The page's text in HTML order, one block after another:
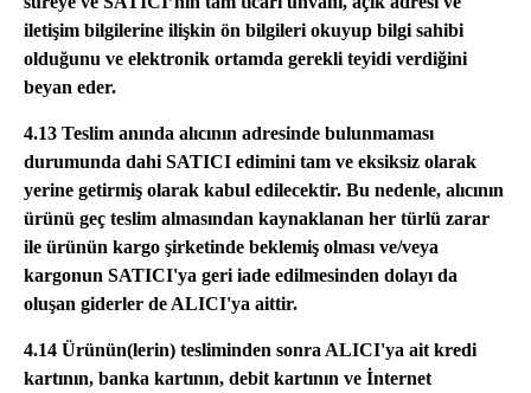
iletişim bilgilerine ilişkin ön bilgileri okuyup bilgi sahibi
olduğunu ve elektronik ortamda gerekli teyidi verdiğini
beyan eder.
4.13 Teslim anında alıcının adresinde bulunmaması
durumunda dahi SATICI edimini tam ve eksiksiz olarak
yerine getirmiş olarak kabul edilecektir. Bu nedenle, alıcının
ürünü geç teslim almasından kaynaklanan her türlü zarar
ile ürünün kargo şirketinde beklemiş olması ve/veya
kargonun SATICI'ya geri iade edilmesinden dolayı da
oluşan giderler de ALICI'ya aittir.
4.14 Ürünün(lerin) tesliminden sonra ALICI'ya ait kredi
kartının, banka kartının, debit kartının ve İnternet